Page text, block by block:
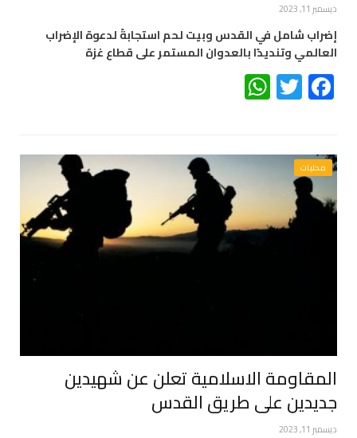
ديسمبر 11, 2023
إضراب شامل في القدس وبيت لحم استجابةً لدعوة الإضراب
العالمي وتنديدًا بالعدوان المستمر على قطاع غزة
Facebook
Twitter
محليات
المقاومة الاسلامية تعلن عن شهيدين
جديدين على طريق القدس
ديسمبر 11, 2023